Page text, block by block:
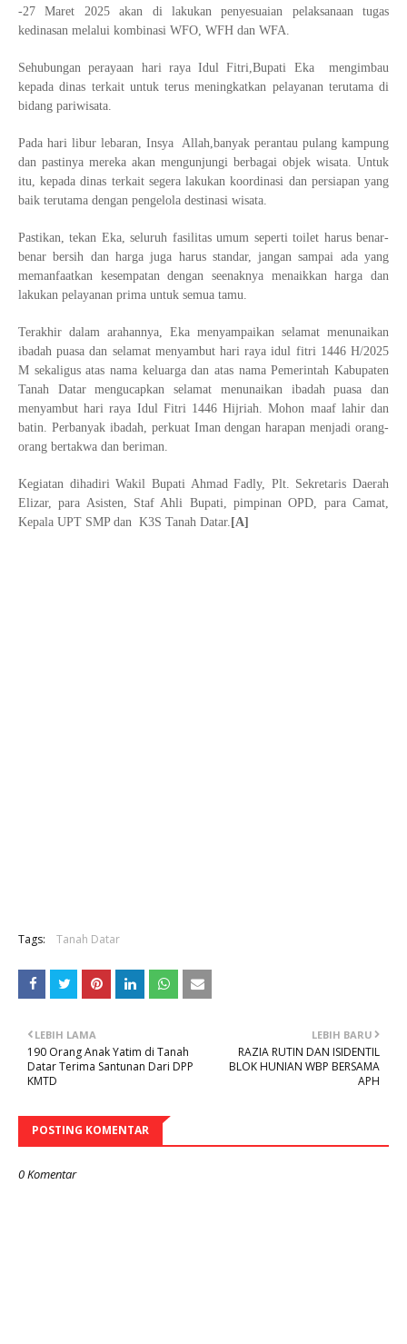
-27 Maret 2025 akan di lakukan penyesuaian pelaksanaan tugas
kedinasan melalui kombinasi WFO, WFH dan WFA.
Sehubungan perayaan hari raya Idul Fitri,Bupati Eka mengimbau
kepada dinas terkait untuk terus meningkatkan pelayanan terutama di
bidang pariwisata.
Pada hari libur lebaran, Insya Allah,banyak perantau pulang kampung
dan pastinya mereka akan mengunjungi berbagai objek wisata. Untuk
itu, kepada dinas terkait segera lakukan koordinasi dan persiapan yang
baik terutama dengan pengelola destinasi wisata.
Pastikan, tekan Eka, seluruh fasilitas umum seperti toilet harus benar-
benar bersih dan harga juga harus standar, jangan sampai ada yang
memanfaatkan kesempatan dengan seenaknya menaikkan harga dan
lakukan pelayanan prima untuk semua tamu.
Terakhir dalam arahannya, Eka menyampaikan selamat menunaikan
ibadah puasa dan selamat menyambut hari raya idul fitri 1446 H/2025
M sekaligus atas nama keluarga dan atas nama Pemerintah Kabupaten
Tanah Datar mengucapkan selamat menunaikan ibadah puasa dan
menyambut hari raya Idul Fitri 1446 Hijriah. Mohon maaf lahir dan
batin. Perbanyak ibadah, perkuat Iman dengan harapan menjadi orang-
orang bertakwa dan beriman.
Kegiatan dihadiri Wakil Bupati Ahmad Fadly, Plt. Sekretaris Daerah
Elizar, para Asisten, Staf Ahli Bupati, pimpinan OPD, para Camat,
Kepala UPT SMP dan K3S Tanah Datar. [A]
Tags: Tanah Datar
LEBIH BARU
RAZIA RUTIN DAN ISIDENTIL
BLOK HUNIAN WBP BERSAMA
APH
LEBIH LAMA
190 Orang Anak Yatim di Tanah
Datar Terima Santunan Dari DPP
KMTD
POSTING KOMENTAR
0 Komentar